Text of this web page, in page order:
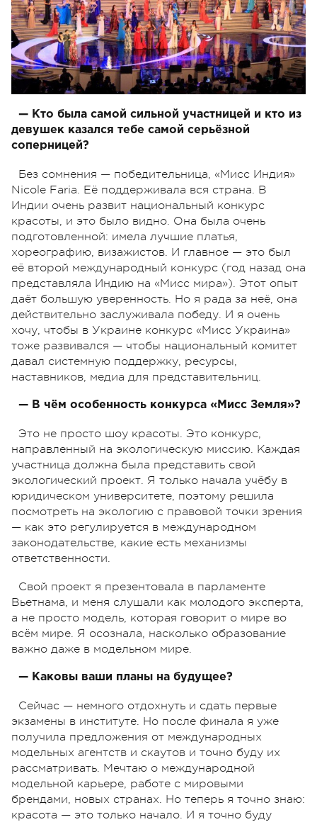
— Кто была самой сильной участницей и кто из
девушек казался тебе самой серьёзной
соперницей?
Без сомнения — победительница, «Мисс Индия»
Nicole Faria. Её поддерживала вся страна. В
Индии очень развит национальный конкурс
красоты, и это было видно. Она была очень
подготовленной: имела лучшие платья,
хореографию, визажистов. И главное — это был
её второй международный конкурс (год назад она
представляла Индию на «Мисс мира»). Этот опыт
даёт большую уверенность. Но я рада за неё, она
действительно заслуживала победу. И я очень
хочу, чтобы в Украине конкурс «Мисс Украина»
тоже развивался — чтобы национальный комитет
давал системную поддержку, ресурсы,
наставников, медиа для представительниц.
— В чём особенность конкурса «Мисс Земля»?
Это не просто шоу красоты. Это конкурс,
направленный на экологическую миссию. Каждая
участница должна была представить свой
экологический проект. Я только начала учёбу в
юридическом университете, поэтому решила
посмотреть на экологию с правовой точки зрения
— как это регулируется в международном
законодательстве, какие есть механизмы
ответственности.
Свой проект я презентовала в парламенте
Вьетнама, и меня слушали как молодого эксперта,
а не просто модель, которая говорит о мире во
всём мире. Я осознала, насколько образование
важно даже в модельном мире.
— Каковы ваши планы на будущее?
Сейчас — немного отдохнуть и сдать первые
экзамены в институте. Но после финала я уже
получила предложения от международных
модельных агентств и скаутов и точно буду их
рассматривать. Мечтаю о международной
модельной карьере, работе с мировыми
брендами, новых странах. Но теперь я точно знаю:
красота — это только начало. И я точно буду